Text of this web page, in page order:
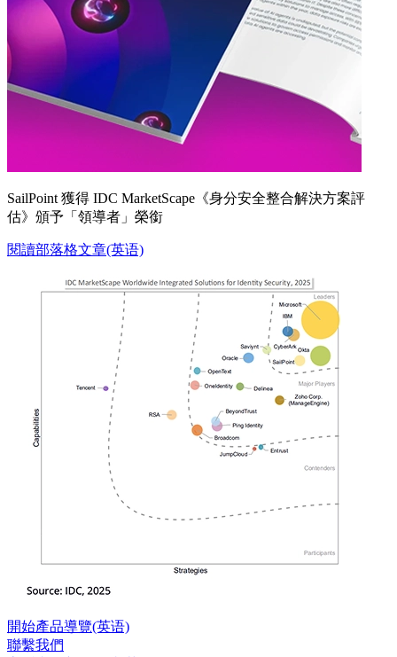
SailPoint 獲得 IDC MarketScape《身分安全整合解決方案評
估》頒予「領導者」榮銜
閱讀部落格文章(英语)
開始產品導覽(英语)
聯繫我們